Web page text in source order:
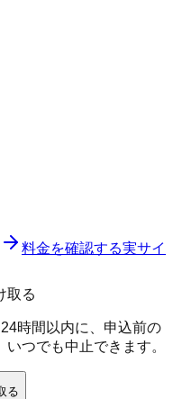
料金を確認する実サイ
取る
時間以内に、申込前の
つでも中止できます。
る